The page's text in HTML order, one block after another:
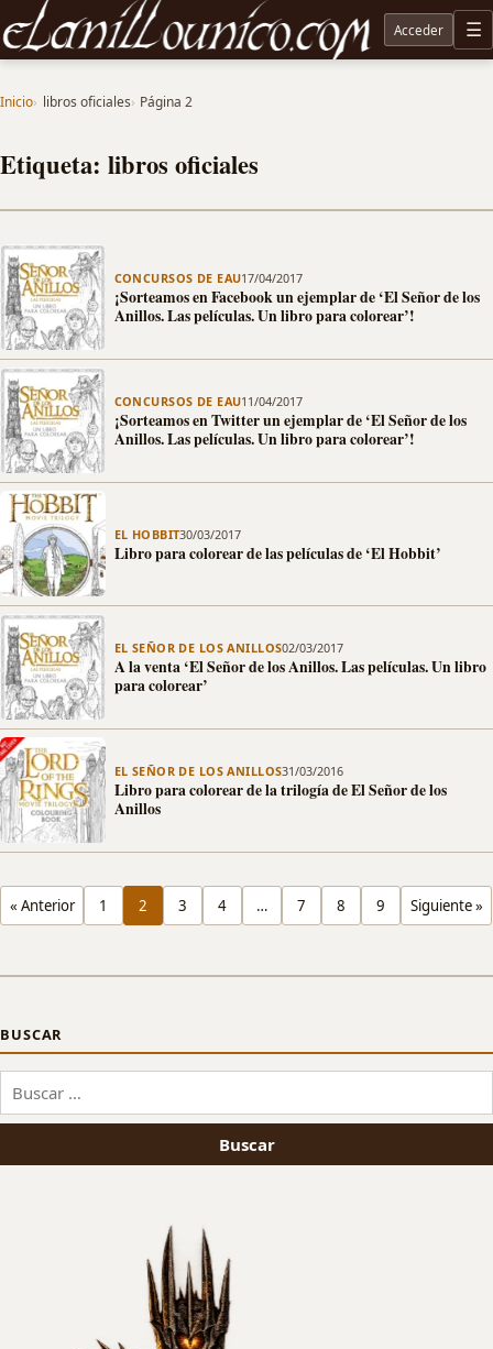
Noticias sobre Tolkien: El Señor de los Anillos, Los Anillos de Poder, La Caza de Gollum, la
Acceder
Inicio libros oficiales Página 2
Etiqueta: libros oficiales
CONCURSOS DE EAU17/04/2017
¡Sorteamos en Facebook un ejemplar de ‘El Señor de los
Anillos. Las películas. Un libro para colorear’!
CONCURSOS DE EAU11/04/2017
¡Sorteamos en Twitter un ejemplar de ‘El Señor de los
Anillos. Las películas. Un libro para colorear’!
EL HOBBIT30/03/2017
Libro para colorear de las películas de ‘El Hobbit’
EL SEÑOR DE LOS ANILLOS02/03/2017
A la venta ‘El Señor de los Anillos. Las películas. Un libro
para colorear’
EL SEÑOR DE LOS ANILLOS31/03/2016
Libro para colorear de la trilogía de El Señor de los
Anillos
« Anterior 1 2 3 4 … 7 8 9 Siguiente »
BUSCAR
Buscar: